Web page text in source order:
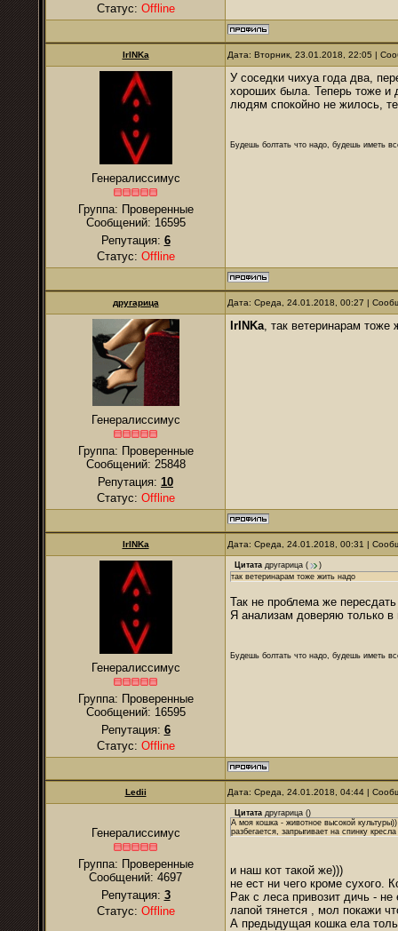
Статус: Offline
IrINKa Дата: Вторник, 23.01.2018, 22:05 |
Генералиссимус
Группа: Проверенные
Сообщений: 16595
Репутация: 6
Статус: Offline
У соседки чихуа года два,
хороших была. Теперь тоже и
людям спокойно не жилось,
Будешь болтать что надо, будешь иметь
другарица Дата: Среда, 24.01.2018, 00:27 |
Генералиссимус
Группа: Проверенные
Сообщений: 25848
Репутация: 10
Статус: Offline
IrINKa, так ветеринарам тоже
IrINKa Дата: Среда, 24.01.2018, 00:31 |
Генералиссимус
Группа: Проверенные
Сообщений: 16595
Репутация: 6
Статус: Offline
Цитата другарица (
)
так ветеринарам тоже жить надо
Так не проблема же
Я анализам доверяю только в
Будешь болтать что надо, будешь иметь
Ledii Дата: Среда, 24.01.2018, 04:44 |
Генералиссимус
Группа: Проверенные
Сообщений: 4697
Репутация: 3
Статус: Offline
Цитата другарица ()
А моя кошка - животное высокой
разбегается, запрыгивает на спинку
и наш кот такой же)))
не ест ни чего кроме сухого.
Рак с леса привозит дичь -
лапой тянется , мол покажи
А предыдущая кошка ела